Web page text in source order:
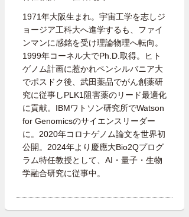
1971年大阪生まれ。宇宙工学を志しジ
ョージア工科大へ進学するも、ファイ
ンマンに感銘を受け理論物理へ転向。
1999年コーネル大でPh.D.取得。ヒト
ゲノム計画に惹かれペンシルバニア大
でポスドク後、武田薬品でがん創薬研
究に従事しPLK1阻害薬のリード最適化
に貢献。IBMワトソン研究所でWatson
for Genomicsのサイエンスリーダー
に。2020年コロナゲノム論文を世界初
公開。2024年より慶應大Bio2Qプログ
ラム特任教授として、AI・量子・生物
学融合研究に従事中。